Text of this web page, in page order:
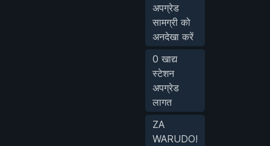
अपग्रेड
सामग्री को
अनदेखा करें
0 खाद्य
स्टेशन
अपग्रेड
लागत
ZA
WARUDO!